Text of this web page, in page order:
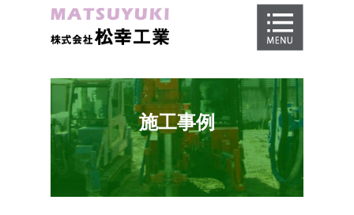
地盤改良工事
施工事例